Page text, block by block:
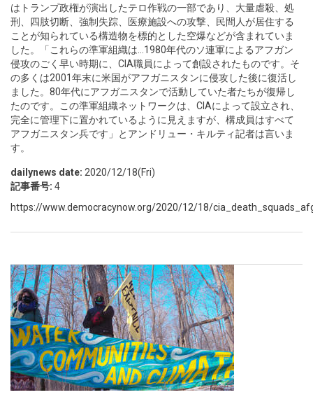
はトランプ政権が演出したテロ作戦の一部であり、大量虐殺、処
刑、四肢切断、強制失踪、医療施設への攻撃、民間人が居住する
ことが知られている構造物を標的とした空爆などが含まれていま
した。「これらの準軍組織は...1980年代のソ連軍によるアフガン
侵攻のごく早い時期に、CIA職員によって創設されたものです。そ
の多くは2001年末に米国がアフガニスタンに侵攻した後に復活し
ました。80年代にアフガニスタンで活動していた者たちが復帰し
たのです。この準軍組織ネットワークは、CIAによって設立され、
完全に管理下に置かれているように見えますが、構成員はすべて
アフガニスタン兵です」とアンドリュー・キルティ記者は言いま
す。
dailynews date: 2020/12/18(Fri)
記事番号: 4
https://www.democracynow.org/2020/12/18/